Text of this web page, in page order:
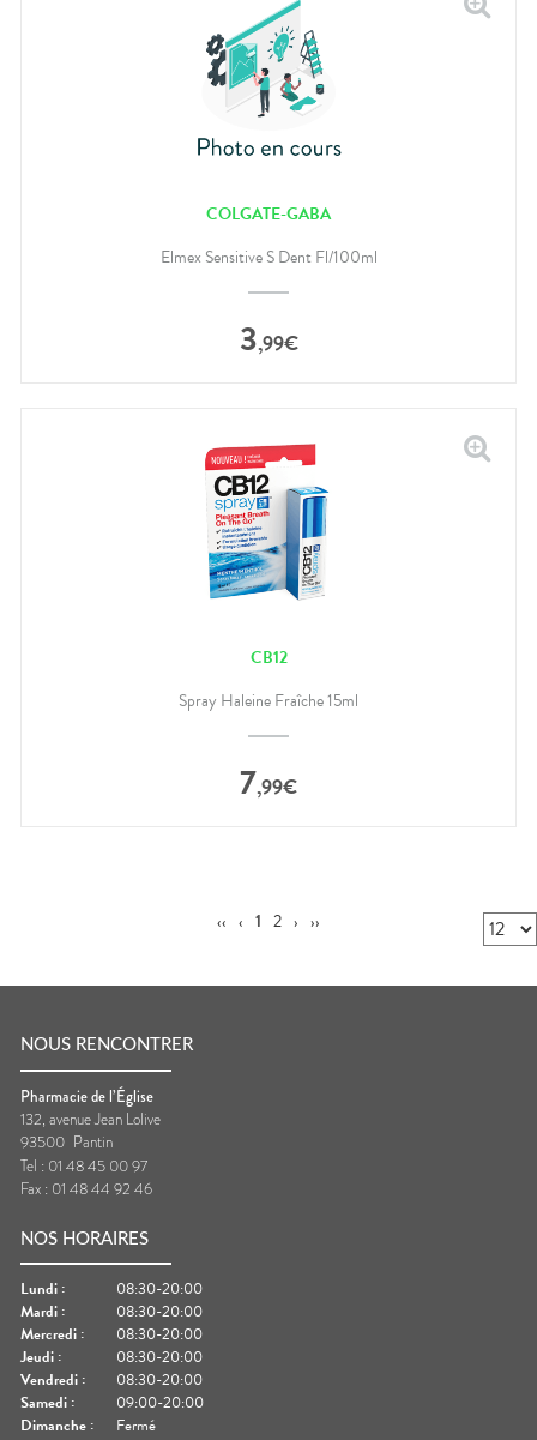
COLGATE-GABA
Elmex Sensitive S Dent Fl/100ml
3,99€
CB12
Spray Haleine Fraîche 15ml
7,99€
‹‹ ‹ 1 2 › ››
NOUS RENCONTRER
Pharmacie de l’Église
132, avenue Jean Lolive
93500 Pantin
Tel : 01 48 45 00 97
Fax : 01 48 44 92 46
NOS HORAIRES
Lundi :
08:30-20:00
Mardi :
08:30-20:00
Mercredi :
08:30-20:00
Jeudi :
08:30-20:00
Vendredi :
08:30-20:00
Samedi :
09:00-20:00
Dimanche : Fermé